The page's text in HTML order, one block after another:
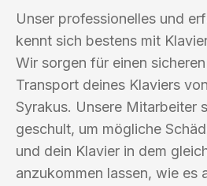
Unser professionelles und
kennt sich bestens mit
Wir sorgen für einen
Transport deines Klaviers
Syrakus. Unsere Mitarbeiter
geschult, um mögliche
und dein Klavier in dem
anzukommen lassen, wie es